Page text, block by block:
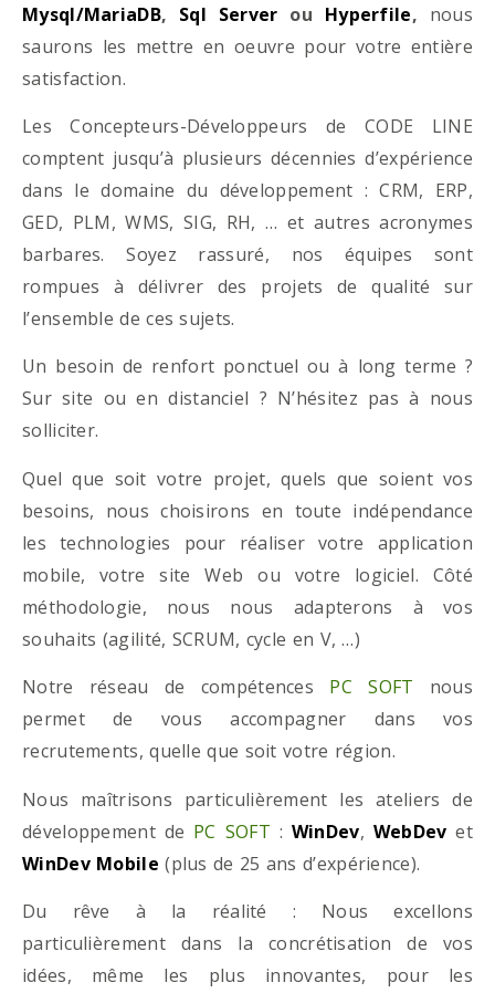
Mysql/MariaDB, Sql Server ou Hyperfile, nous
saurons les mettre en oeuvre pour votre entière
satisfaction.
Les Concepteurs-Développeurs de CODE LINE
comptent jusqu’à plusieurs décennies d’expérience
dans le domaine du développement : CRM, ERP,
GED, PLM, WMS, SIG, RH, … et autres acronymes
barbares. Soyez rassuré, nos équipes sont
rompues à délivrer des projets de qualité sur
l’ensemble de ces sujets.
Un besoin de renfort ponctuel ou à long terme ?
Sur site ou en distanciel ? N’hésitez pas à nous
solliciter.
Quel que soit votre projet, quels que soient vos
besoins, nous choisirons en toute indépendance
les technologies pour réaliser votre application
mobile, votre site Web ou votre logiciel. Côté
méthodologie, nous nous adapterons à vos
souhaits (agilité, SCRUM, cycle en V, …)
Notre réseau de compétences PC SOFT nous
permet de vous accompagner dans vos
recrutements, quelle que soit votre région.
Nous maîtrisons particulièrement les ateliers de
développement de PC SOFT : WinDev, WebDev et
WinDev Mobile (plus de 25 ans d’expérience).
Du rêve à la réalité : Nous excellons
particulièrement dans la concrétisation de vos
idées, même les plus innovantes, pour les